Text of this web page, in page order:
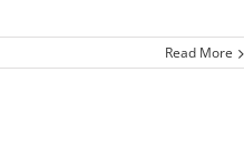
Read More